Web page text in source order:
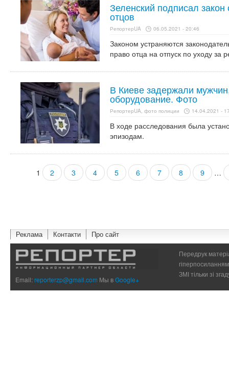
Зеленский подписал
отцов
РепортерUA 06.05.2021 - 20:46
Законом устраняются
право отца на отпуск по уходу за
В Киеве задержали
оборудование. Фото
РепортерUA, фото полиции 14.04.2021 -
В ходе расследования была
эпизодам.
Страницы
1 2 3 4 5 6 7 8 9 …
Реклама Контакти Про сайт
Email:reporterzp@gmail.com Мы вGoogle+
Передрук
ЗМІ тільки зі